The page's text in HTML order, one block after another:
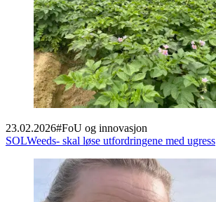
23.02.2026#FoU og innovasjon
SOLWeeds- skal løse utfordringene med ugress